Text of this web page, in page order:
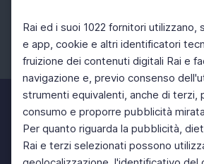
Rai ed i suoi 1022 fornitori utilizzano,
e app, cookie e altri identificatori
fruizione dei contenuti digitali Rai e
navigazione e, previo consenso
strumenti equivalenti, anche di terzi,
consumo e proporre pubblicità
Per quanto riguarda la pubblicità,
Rai e terzi selezionati possono
Facebook Instagram